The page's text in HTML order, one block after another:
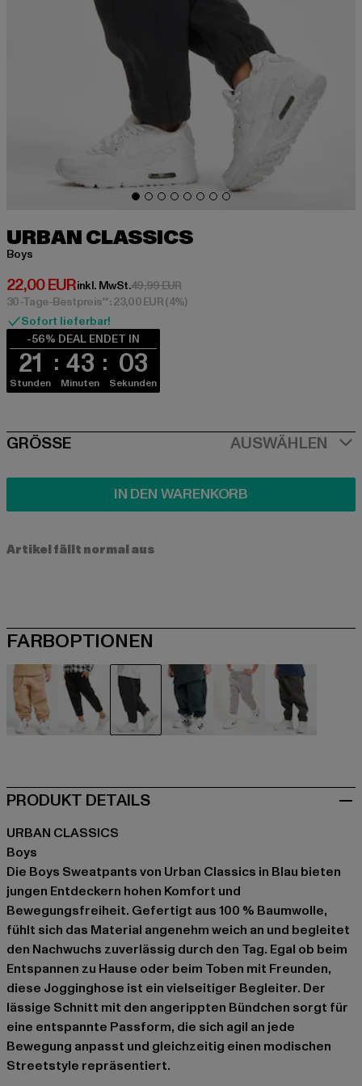
URBAN CLASSICS
Boys
22,00 EUR
Derzeitiger Preis: 22,00 EUR
inkl. MwSt.49,99 EURAktionspreis: 49,99 EUR
30-Tage-Bestpreis**: 23,00 EUR(4%)
Sofort lieferbar!
-56% DEAL ENDET IN
21
Stunden
43
Minuten
03
Sekunden
SIZE
GRÖSSE AUSWÄHLEN
IN DEN WARENKORB
Artikel fällt normal aus
FARBOPTIONEN
PRODUKT DETAILS
URBAN CLASSICS
Boys
Die Boys Sweatpants von Urban Classics in Blau bieten
jungen Entdeckern hohen Komfort und
Bewegungsfreiheit. Gefertigt aus 100 % Baumwolle,
fühlt sich das Material angenehm weich an und begleitet
den Nachwuchs zuverlässig durch den Tag. Egal ob beim
Entspannen zu Hause oder beim Toben mit Freunden,
diese Jogginghose ist ein vielseitiger Begleiter. Der
lässige Schnitt mit den angerippten Bündchen sorgt für
eine entspannte Passform, die sich agil an jede
Bewegung anpasst und gleichzeitig einen modischen
Streetstyle repräsentiert.